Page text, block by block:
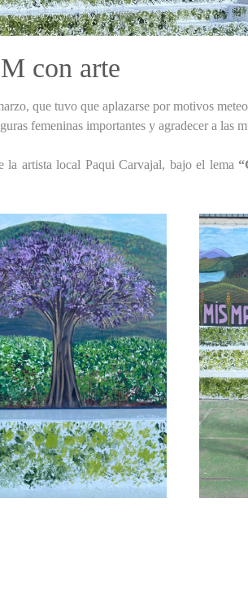
con arte
que tuvo que aplazarse por motivos
femeninas importantes y agradecer a las
la artista local Paqui Carvajal, bajo el lema